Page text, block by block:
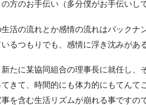
の方のお手伝い（多分僕がお手伝いし
活の流れとか感情の流れはバックナ
るつもりでも、感情に浮き沈みがあ
たに某協同組合の理事長に就任し、
てきて、時間的にも体力的にもてん
事を含む生活リズムが崩れる事ですの